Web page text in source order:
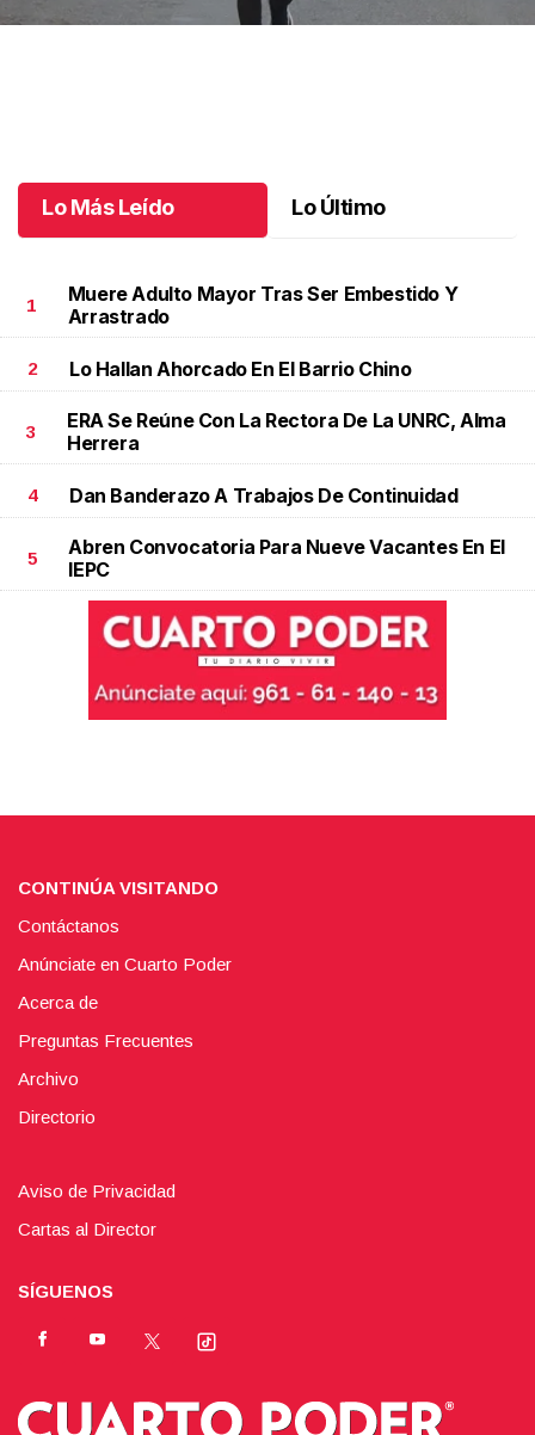
Lo Más Leído Lo Último
1
Muere Adulto Mayor Tras Ser Embestido Y
Arrastrado
2 Lo Hallan Ahorcado En El Barrio Chino
3
ERA Se Reúne Con La Rectora De La UNRC, Alma
Herrera
4 Dan Banderazo A Trabajos De Continuidad
5
Abren Convocatoria Para Nueve Vacantes En El
IEPC
CONTINÚA VISITANDO
Contáctanos
Anúnciate en Cuarto Poder
Acerca de
Preguntas Frecuentes
Archivo
Directorio
Aviso de Privacidad
Cartas al Director
SÍGUENOS